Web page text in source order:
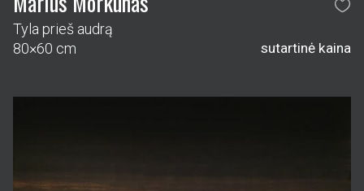
Tyla prieš audrą
80×60 cm
sutartinė kaina